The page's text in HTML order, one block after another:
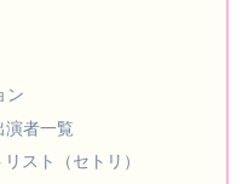
ン
演者一覧
スト（セトリ）